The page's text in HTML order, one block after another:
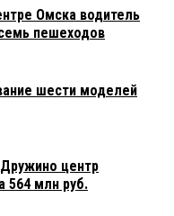
Омска водитель
пешеходов
шести моделей
центр
564 млн руб.